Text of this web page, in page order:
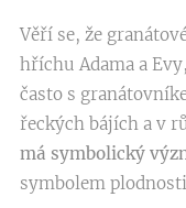
Věří se, že
hříchu Adama a
často s
řeckých bájích a v
má symbolický
symbolem